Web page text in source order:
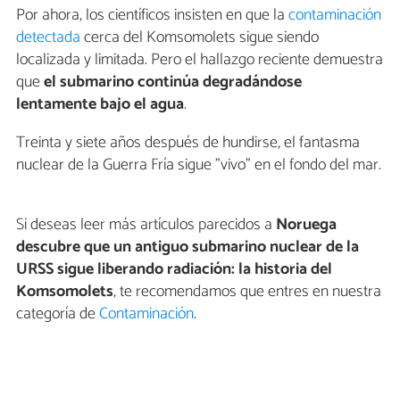
Por ahora, los científicos insisten en que lacontaminación
detectadacerca del Komsomolets sigue siendo
localizada y limitada. Pero el hallazgo reciente demuestra
queel submarino continúa degradándose
lentamente bajo el agua.
Treinta y siete años después de hundirse, el fantasma
nuclear de la Guerra Fría sigue "vivo" en el fondo del mar.
Si deseas leer más artículos parecidos a Noruega
descubre que un antiguo submarino nuclear de la
URSS sigue liberando radiación: la historia del
Komsomolets, te recomendamos que entres en nuestra
categoría deContaminación.